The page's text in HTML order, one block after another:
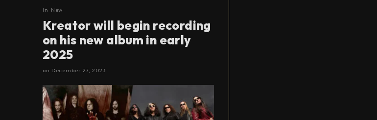
In New
Kreator will begin recording
on his new album in early
2025
on December 27, 2023